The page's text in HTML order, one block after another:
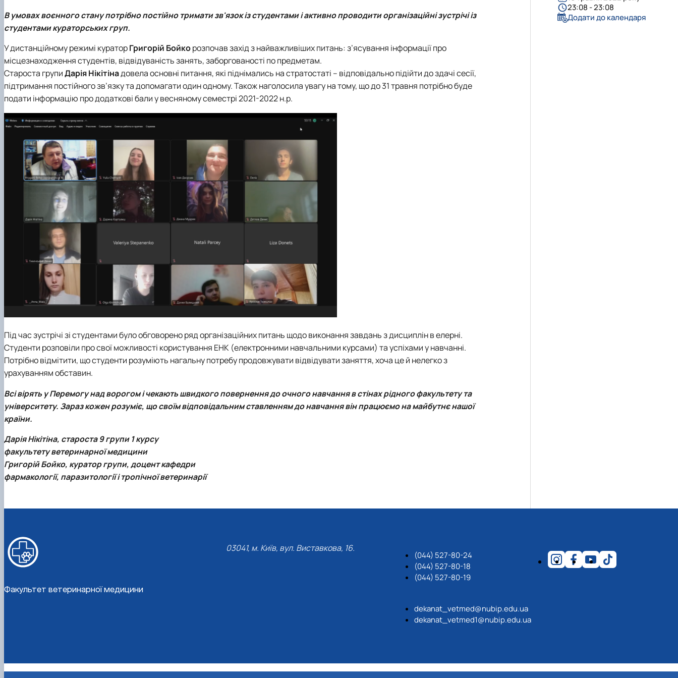
Навчально-методична комісія
Рада роботодавців
Адміністрація
Кодекс поведінки лікаря ветеринарної медицини
Наші випускники
Почесні доктори та професори НУБіП України рекомендовані вченою радою факультет…
Вони нагороджені відзнакою "За заслуги перед факультетом ветеринарної медицини …
Скринька довіри
Вибіркові дисципліни "Ветеринарна медицина"
Проведення відкритих лекцій
Вступ 2018 рік
Інформація для студентів
Виробнича практика
Фізіології хребетних і фармакології
В умовах воєнного стану потрібно постійно тримати зв'язок із студентами і активно проводити організаційні зустрічі із
студентами кураторських груп.
У дистанційному режимі кураторГригорій Бойкорозпочав захід з найважливіших питань: з’ясування інформації про
місцезнаходження студентів, відвідуваність занять, заборгованості по предметам.
Староста групиДарія Нікітінадовела основні питання, які піднімались на стратостаті – відповідально підійти до здачі сесії,
підтримання постійного зв’язку та допомагати один одному. Також наголосила увагу на тому, що до 31 травня потрібно буде
подати інформацію про додаткові бали у весняному семестрі 2021-2022 н.р.
Під час зустрічі зі студентами було обговорено ряд організаційних питань щодо виконання завдань з дисциплін в елерні.
Студенти розповіли про свої можливості користування ЕНК (електронними навчальними курсами) та успіхами у навчанні.
Потрібно відмітити, що студенти розуміють нагальну потребу продовжувати відвідувати заняття, хоча це й нелегко з
урахуванням обставин.
Всі вірять у Перемогу над ворогом і чекають швидкого повернення до очного навчання в стінах рідного факультету та
університету. Зараз кожен розуміє, що своїм відповідальним ставленням до навчання він працюємо на майбутнє нашої
країни.
Дарія Нікітіна, староста 9 групи 1 курсу
факультету ветеринарної медицини
Григорій Бойко, куратор групи, доцент кафедри
фармакології, паразитології і тропічної ветеринарії
23:08 - 23:08
Додати до календаря
Факультет ветеринарної медицини
03041, м. Київ, вул. Виставкова, 16.
(044) 527-80-24
(044) 527-80-18
(044) 527-80-19
dekanat_vetmed@nubip.edu.ua
dekanat_vetmed1@nubip.edu.ua